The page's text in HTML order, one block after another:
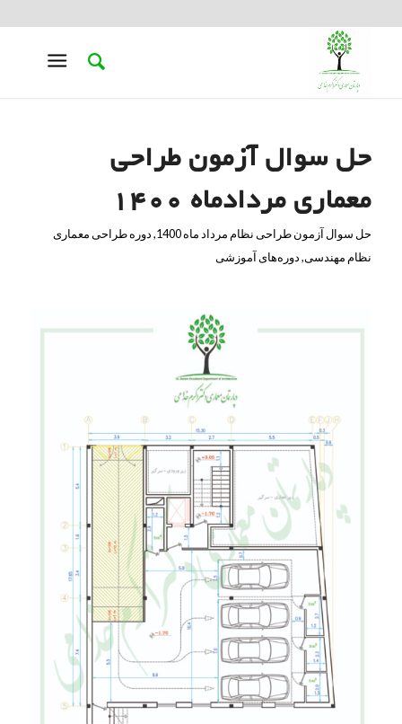
حل سوال آزمون طراحی
معماری مردادماه 1400
حل سوال آزمون طراحی نظام مرداد ماه 1400 ,دوره طراحی معماری
نظام مهندسی,دوره‌های آموزشی